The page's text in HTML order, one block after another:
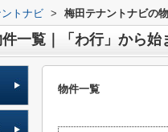
トナビ > 梅田テナントナビの
一覧｜「わ行」から始
物件一覧